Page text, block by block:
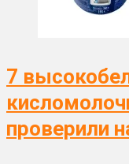
7
проверили